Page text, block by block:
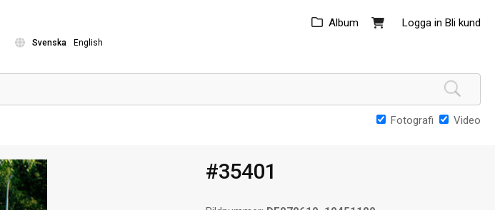
Logga in Bli kund
Album
Svenska English
Fotografi Video
#35401